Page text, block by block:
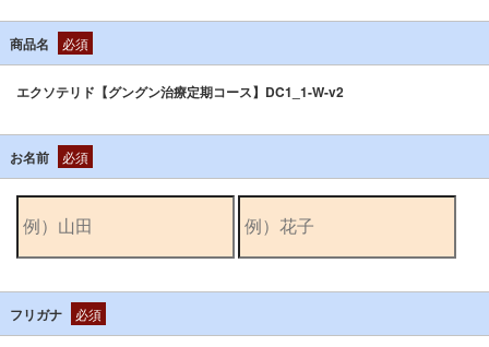
商品名 必須
エクソテリド【グングン治療定期コース】DC1_1-W-v2
お名前 必須
フリガナ 必須